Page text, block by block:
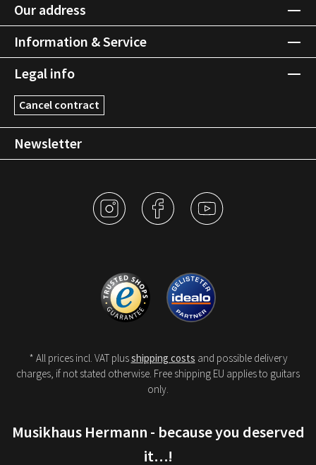
Our address
Information & Service
Legal info
Cancel contract
Newsletter
* All prices incl. VAT plusshipping costs and possible delivery
charges, if not stated otherwise. Free shipping EU applies to guitars
only.
Musikhaus Hermann - because you deserved
it…!